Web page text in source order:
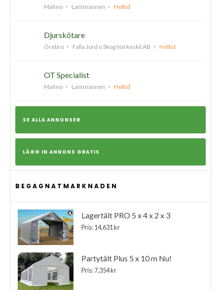
Malmö Lantmännen Heltid
Djurskötare
Örebro Falla Jord o Skog Närkeskil AB Heltid
OT Specialist
Malmö Lantmännen Heltid
SE ALLA ANNONSER
LÄGG IN ANNONS GRATIS
BEGAGNATMARKNADEN
Lagertält PRO 5 x 4 x 2 x 3
Pris: 14,631 kr
Partytält Plus 5 x 10 m Nu!
Pris: 7,354 kr